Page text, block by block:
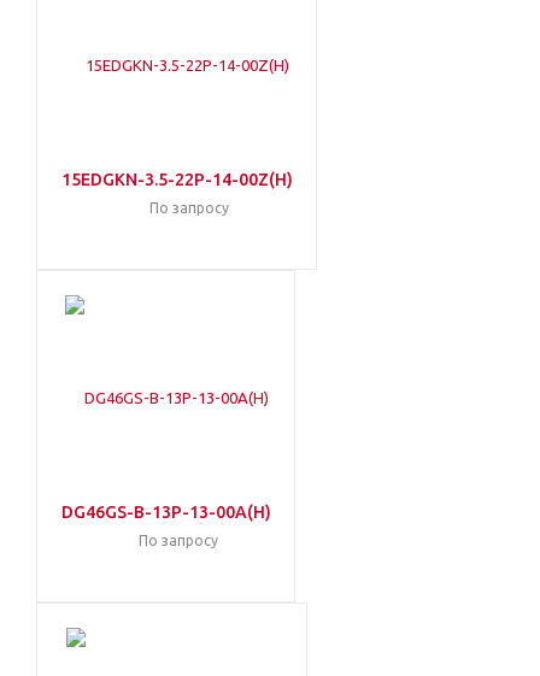
15EDGKN-3.5-22P-14-00Z(H)
По запросу
DG46GS-B-13P-13-00A(H)
По запросу